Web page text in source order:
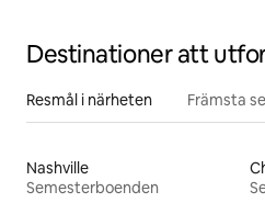
Destinationer att
Resmål i närheten Främsta
Nashville
Semesterboenden